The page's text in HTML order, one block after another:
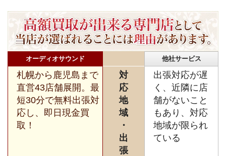
オーディオサウンド 他社サービス
札幌から鹿児島まで
直営43店舗展開。最
短30分で無料出張対
応し、即日現金買
取！
対
応
地
域
・
出
張
出張対応が遅
く、近隣に店
舗がないこと
もあり、対応
地域が限られ
ている